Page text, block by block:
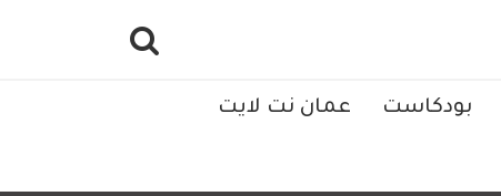
بودكاست عمان نت لايت